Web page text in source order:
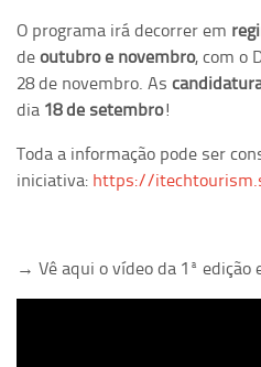
O programa irá decorrer em
deoutubro e novembro, com o
28 de novembro. As
dia 18 de setembro!
Toda a informação pode ser
iniciativa: https://
→ Vê aqui o vídeo da 1ª